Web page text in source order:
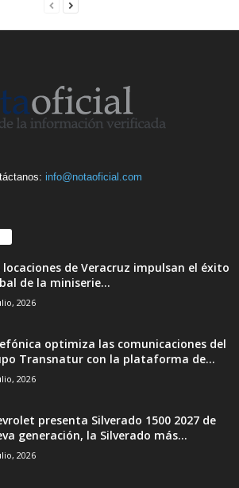
info@notaoficial.com
locaciones de Veracruz impulsan el éxito
de la miniserie...
2026
optimiza las comunicaciones del
Transnatur con la plataforma de...
2026
presenta Silverado 1500 2027 de
generación, la Silverado más...
2026